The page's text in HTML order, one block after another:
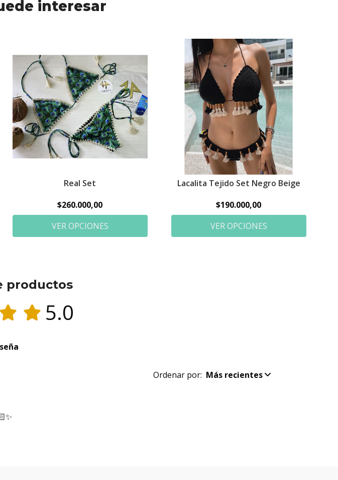
interesar
Real Set
$260.000,00
VER OPCIONES
Lacalita Tejido Set Negro Beige
$190.000,00
VER OPCIONES
productos
5.0
Ordenar por: Más recientes